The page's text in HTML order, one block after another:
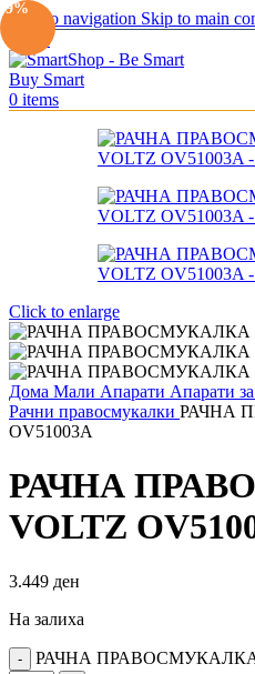
Skip to navigation Skip to main
0 items
Click to enlarge
Дома Мали Апарати Апарати
Рачни правосмукалки РАЧНА
OV51003A
РАЧНА
VOLTZ
3.449 ден
На залиха
РАЧНА ПРАВОСМУКАЛКА
-9%